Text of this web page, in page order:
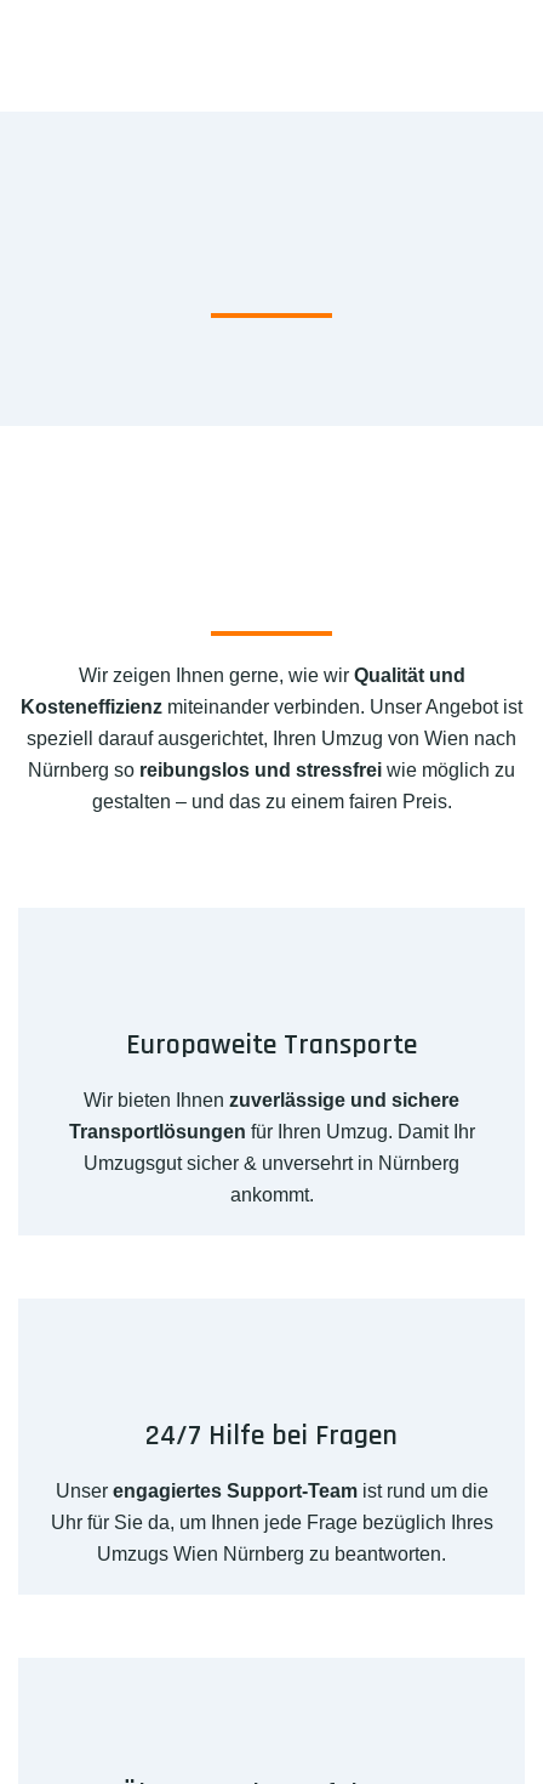
Wir zeigen Ihnen gerne, wie wir Qualität und
Kosteneffizienz miteinander verbinden. Unser Angebot ist
speziell darauf ausgerichtet, Ihren Umzug von Wien nach
Nürnberg so reibungslos und stressfrei wie möglich zu
gestalten – und das zu einem fairen Preis.
Europaweite Transporte
Wir bieten Ihnen zuverlässige und sichere
Transportlösungen für Ihren Umzug. Damit Ihr
Umzugsgut sicher & unversehrt in Nürnberg
ankommt.
24/7 Hilfe bei Fragen
Unser engagiertes Support-Teamist rund um die
Uhr für Sie da, um Ihnen jede Frage bezüglich Ihres
Umzugs Wien Nürnberg zu beantworten.